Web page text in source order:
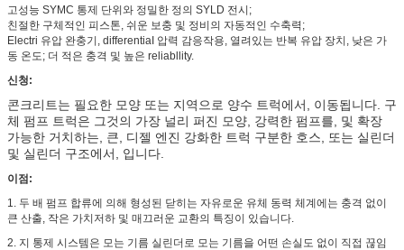
고성능 SYMC 통제 단위와 정밀한 정의 SYLD 전시;
친절한 구체적인 피스톤, 쉬운 보충 및 정비의 자동적인 수축력;
Electri 유압 완충기, differentiaI 압력 감응작용, 열려있는 반복 유압 장치, 낮은 가
동 온도; 더 적은 충격 및 높은 reliabllity.
신청:
콘크리트는 필요한 모양 또는 지역으로 양수 트럭에서, 이동됩니다. 구
체 펌프 트럭은 그것의 가장 널리 퍼진 모양, 강력한 펌프를, 및 확장
가능한 거치하는, 큰, 디젤 엔진 강화한 트럭 구분한 호스, 또는 실린더
및 실린더 구조에서, 입니다.
이점:
1. 두 배 펌프 합류에 의해 형성된 닫히는 자유로운 유체 동력 체계에는 충격 없이
큰 산출, 작은 가치저하 및 매끄러운 교환의 특징이 있습니다.
2. 지 통제 시스템은 모는 기름 실린더로 모는 기름을 어떤 손실도 없이 직접 끊임